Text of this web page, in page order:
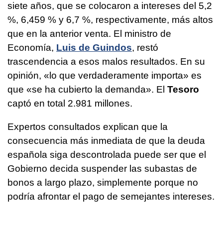
siete años, que se colocaron a intereses del 5,2
%, 6,459 % y 6,7 %, respectivamente, más altos
que en la anterior venta. El ministro de
Economía, Luis de Guindos, restó
trascendencia a esos malos resultados. En su
opinión, «lo que verdaderamente importa» es
que «se ha cubierto la demanda». El Tesoro
captó en total 2.981 millones.
Expertos consultados explican que la
consecuencia más inmediata de que la deuda
española siga descontrolada puede ser que el
Gobierno decida suspender las subastas de
bonos a largo plazo, simplemente porque no
podría afrontar el pago de semejantes intereses.